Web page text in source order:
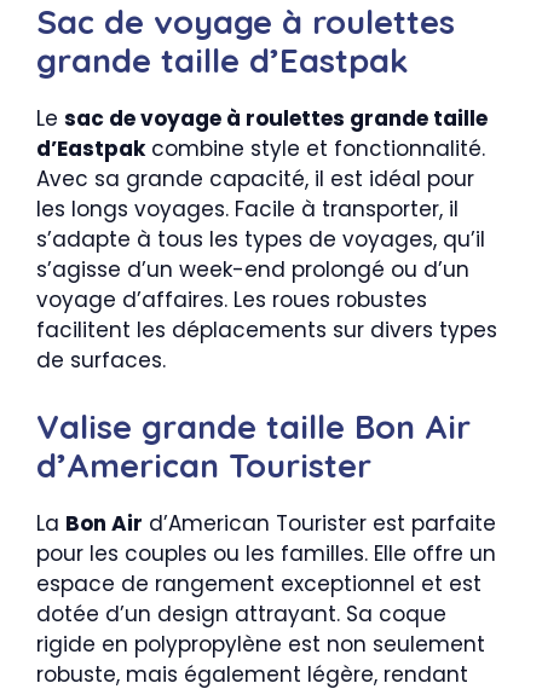
Sac de voyage à roulettes
grande taille d’Eastpak
Le sac de voyage à roulettes grande taille
d’Eastpakcombine style et fonctionnalité.
Avec sa grande capacité, il est idéal pour
les longs voyages. Facile à transporter, il
s’adapte à tous les types de voyages, qu’il
s’agisse d’un week-end prolongé ou d’un
voyage d’affaires. Les roues robustes
facilitent les déplacements sur divers types
de surfaces.
Valise grande taille Bon Air
d’American Tourister
La Bon Air d’American Tourister est parfaite
pour les couples ou les familles. Elle offre un
espace de rangement exceptionnel et est
dotée d’un design attrayant. Sa coque
rigide en polypropylène est non seulement
robuste, mais également légère, rendant